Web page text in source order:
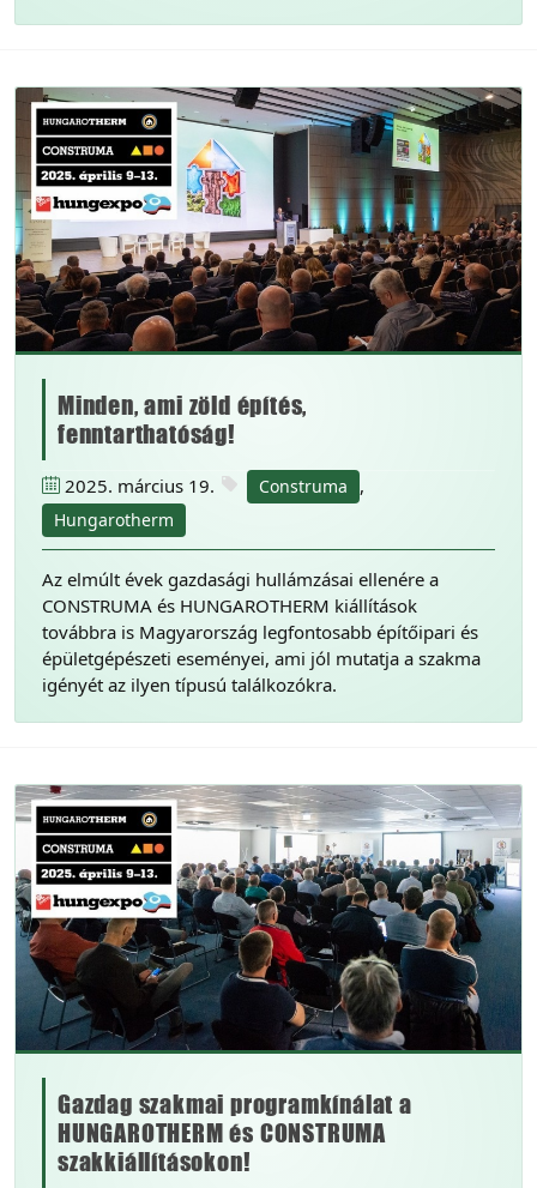
Minden, ami zöld építés,
fenntarthatóság!
2025. március 19. Construma ,
Hungarotherm
Az elmúlt évek gazdasági hullámzásai ellenére a
CONSTRUMA és HUNGAROTHERM kiállítások
továbbra is Magyarország legfontosabb építőipari és
épületgépészeti eseményei, ami jól mutatja a szakma
igényét az ilyen típusú találkozókra.
Gazdag szakmai programkínálat a
HUNGAROTHERM és CONSTRUMA
szakkiállításokon!